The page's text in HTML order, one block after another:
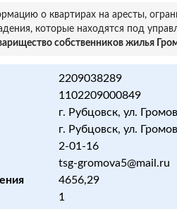
о квартирах на аресты,
которые находятся под
собственников жилья
2209038289
1102209000849
г. Рубцовск, ул.
г. Рубцовск, ул.
2-01-16
tsg-gromova5@mail.ru
4656,29
1